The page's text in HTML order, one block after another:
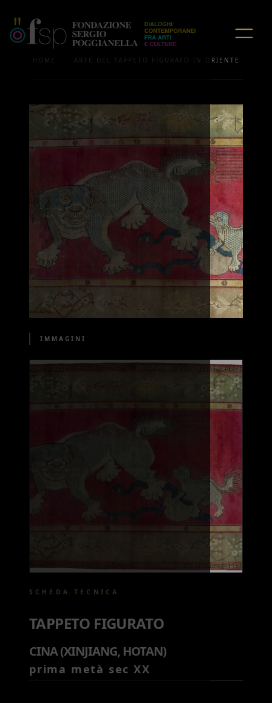
HOME ARTE DEL TAPPETO FIGURATO IN ORIENTE
IMMAGINI
SCHEDA TECNICA
TAPPETO FIGURATO
CINA (XINJIANG, HOTAN)
prima metà sec XX